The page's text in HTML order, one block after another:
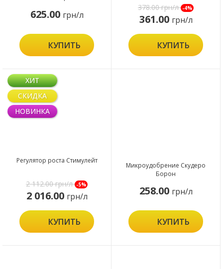
625.00 грн/л
КУПИТЬ
378.00грн/л -4%
361.00 грн/л
КУПИТЬ
ХИТ
СКИДКА
НОВИНКА
Регулятор роста Стимулейт
2 112.00грн/л -5%
2 016.00 грн/л
КУПИТЬ
Микроудобрение Скудеро
Борон
258.00 грн/л
КУПИТЬ